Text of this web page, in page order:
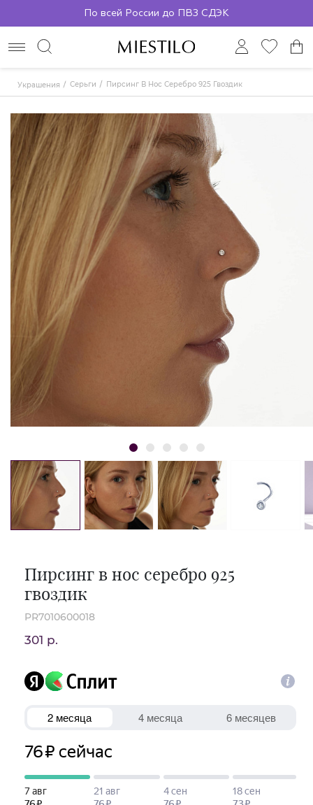
По всей России до ПВЗ СДЭК
Украшения Серьги Пирсинг В Нос Серебро 925 Гвоздик
Пирсинг в нос серебро 925
гвоздик
PR7010600018
301 р.